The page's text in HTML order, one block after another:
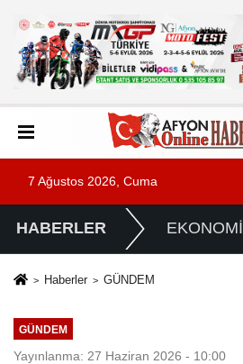
7 Ağustos 2026, Cuma
HABERLER EKONOMİ
Haberler GÜNDEM
GÜNDEM
Yayınlanma: 27 Haziran 2026 - 10:00